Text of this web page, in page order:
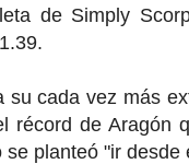
de Simply
su cada vez más
récord de Aragón
planteó "ir desde